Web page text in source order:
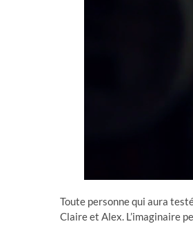
Toute personne qui aura
Claire et Alex. L’imaginaire